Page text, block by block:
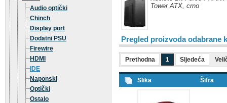
Audio optički
Chinch
Display port
Dodatni PSU
Firewire
HDMI
IDE
Naponski
Optički
Ostalo
Tower ATX, crno
Pregled proizvoda odabrane
Prethodna 1 Sljedeća
Slika Šifra